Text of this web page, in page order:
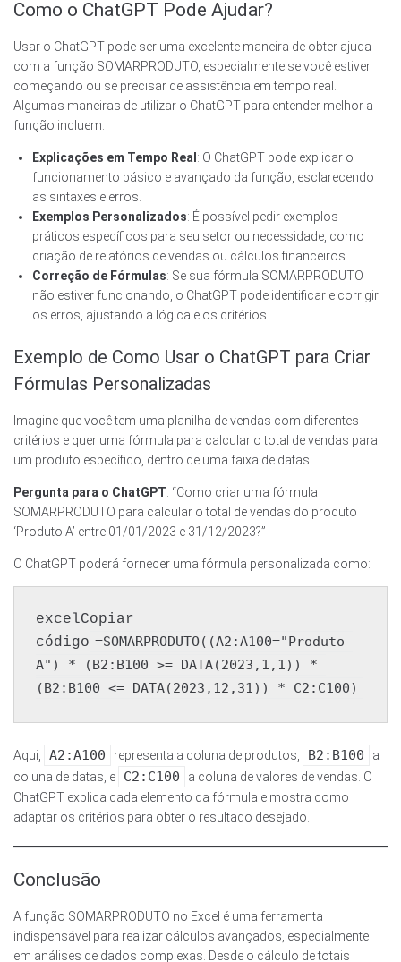
Como o ChatGPT Pode Ajudar?
Usar o ChatGPT pode ser uma excelente maneira de obter ajuda
com a função SOMARPRODUTO, especialmente se você estiver
começando ou se precisar de assistência em tempo real.
Algumas maneiras de utilizar o ChatGPT para entender melhor a
função incluem:
Explicações em Tempo Real : O ChatGPT pode explicar o
funcionamento básico e avançado da função, esclarecendo
as sintaxes e erros.
Exemplos Personalizados: É possível pedir exemplos
práticos específicos para seu setor ou necessidade, como
criação de relatórios de vendas ou cálculos financeiros.
Correção de Fórmulas: Se sua fórmula SOMARPRODUTO
não estiver funcionando, o ChatGPT pode identificar e corrigir
os erros, ajustando a lógica e os critérios.
Exemplo de Como Usar o ChatGPT para Criar
Fórmulas Personalizadas
Imagine que você tem uma planilha de vendas com diferentes
critérios e quer uma fórmula para calcular o total de vendas para
um produto específico, dentro de uma faixa de datas.
Pergunta para o ChatGPT: “Como criar uma fórmula
SOMARPRODUTO para calcular o total de vendas do produto
‘Produto A’ entre 01/01/2023 e 31/12/2023?”
O ChatGPT poderá fornecer uma fórmula personalizada como:
excelCopiar
código =SOMARPRODUTO((A2:A100="Produto
A") * (B2:B100 >= DATA(2023,1,1)) *
Aqui, A2:A100 representa a coluna de produtos, B2:B100
a
coluna de datas, e
C2:C100
a coluna de valores de vendas. O
ChatGPT explica cada elemento da fórmula e mostra como
adaptar os critérios para obter o resultado desejado.
Conclusão
A função SOMARPRODUTO no Excel é uma ferramenta
indispensável para realizar cálculos avançados, especialmente
em análises de dados complexas. Desde o cálculo de totais